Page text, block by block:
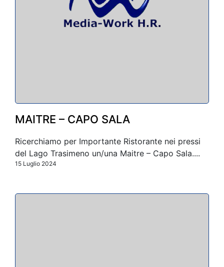
MAITRE – CAPO SALA
Ricerchiamo per Importante Ristorante nei pressi
del Lago Trasimeno un/una Maitre – Capo Sala....
15 Luglio 2024